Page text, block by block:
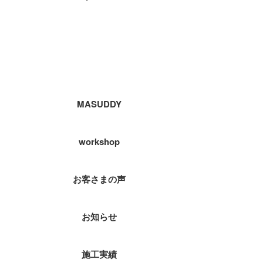
MASUDDY
workshop
お客さまの声
お知らせ
施工実績